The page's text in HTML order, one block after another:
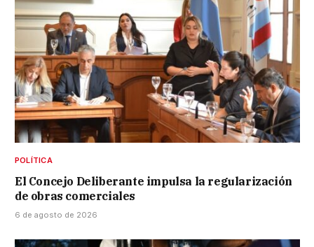
POLÍTICA
El Concejo Deliberante impulsa la regularización
de obras comerciales
6 de agosto de 2026